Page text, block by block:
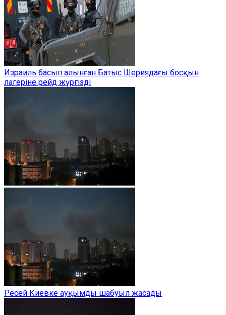
Израиль басып алынған Батыс Шериядағы босқын
лагеріне рейд жүргізді
Ресей Киевке ауқымды шабуыл жасады